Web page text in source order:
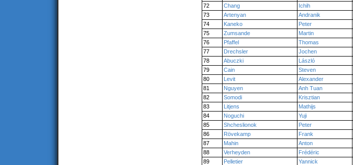
72
Chang Ichih
73
Artenyan Andranik
74
Kaneko Peter
75
Zumsande Martin
76
Pfaffel Thomas
77
Drechsler Jochen
78
Abuczki László
79
Cain Steven
80
Levit Alexander
81
Nguyen Anh Tuan
82
Somodi Krisztian
83
Litjens Mathijs
84
Noguchi Yuji
85
Shcheslionok Peter
86
Rövekamp Frank
87
Mahin Anton
88
Verheyden Frédéric
89
Pelletier Yannick